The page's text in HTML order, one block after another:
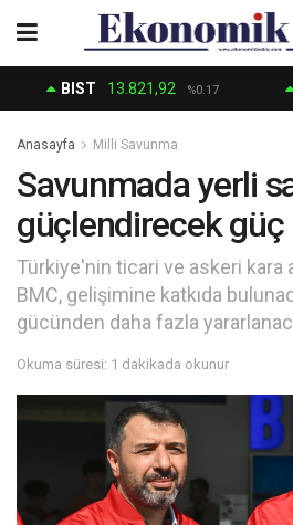
BIST 13.821,92 %0.17
Anasayfa Milli Savunma
Savunmada yerli
güçlendirecek güç
Türkiye'nin ticari ve askeri kara
BMC, gelişimine katkıda
gücünden daha fazla
Okuma süresi: 1 dakikada okunur